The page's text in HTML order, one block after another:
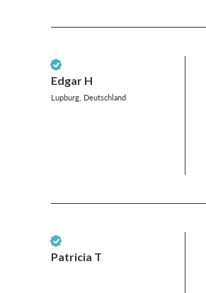
Edgar H
Lupburg, Deutschland
Patricia T